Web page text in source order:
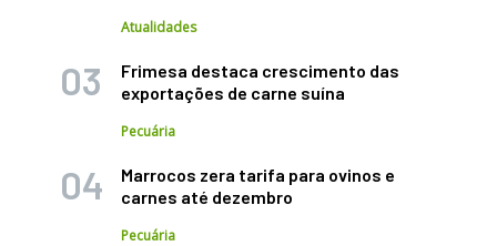
Atualidades
Frimesa destaca crescimento das
exportações de carne suína
Pecuária
Marrocos zera tarifa para ovinos e
carnes até dezembro
Pecuária